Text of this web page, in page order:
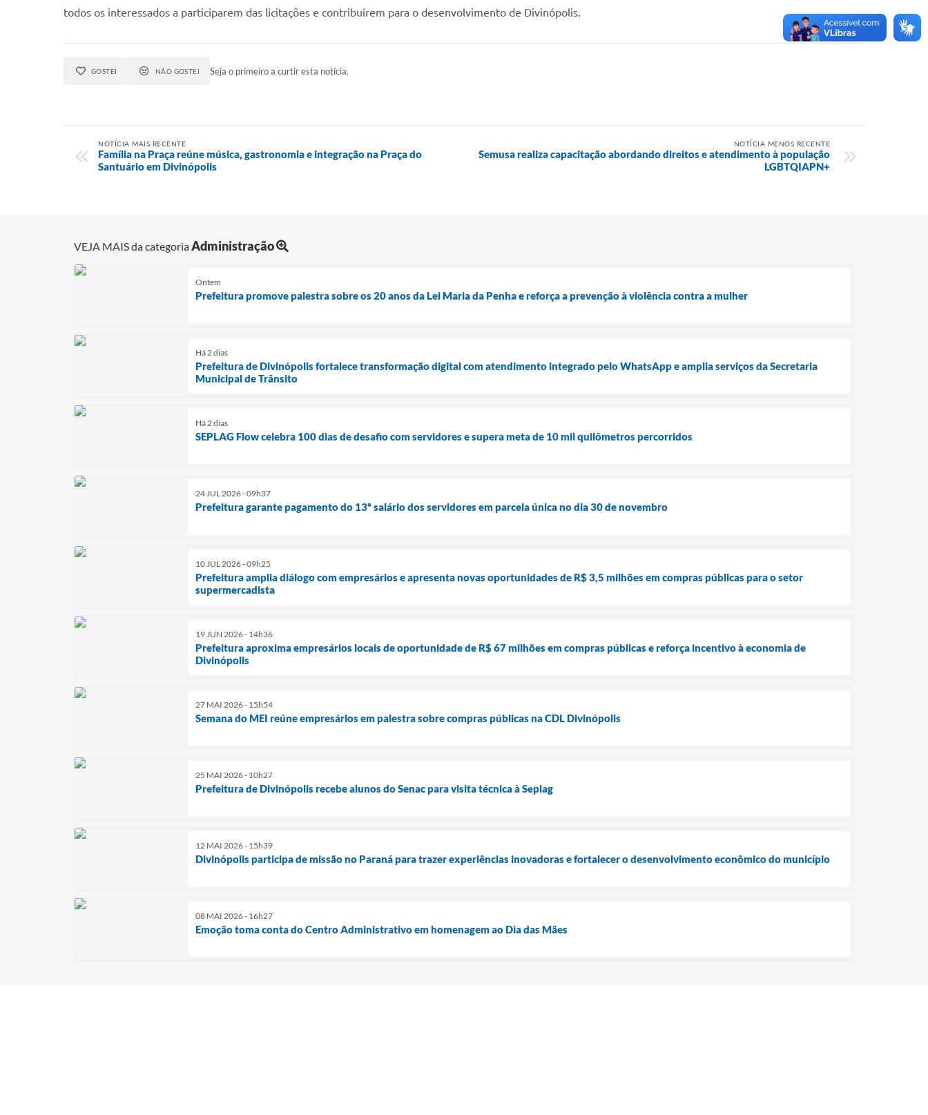
todos os interessados a participarem das licitações e contribuírem para o desenvolvimento de Divinópolis.
GOSTEI NÃO GOSTEI Seja o primeiro a curtir esta notícia.
NOTÍCIA MAIS RECENTE
Família na Praça reúne música, gastronomia e integração na Praça do
Santuário em Divinópolis
NOTÍCIA MENOS RECENTE
Semusa realiza capacitação abordando direitos e atendimento à população
LGBTQIAPN+
VEJA MAIS da categoriaAdministração
Ontem
Prefeitura promove palestra sobre os 20 anos da Lei Maria da Penha e reforça a prevenção à violência contra a mulher
Há 2 dias
Prefeitura de Divinópolis fortalece transformação digital com atendimento integrado pelo WhatsApp e amplia serviços da Secretaria
Municipal de Trânsito
Há 2 dias
SEPLAG Flow celebra 100 dias de desafio com servidores e supera meta de 10 mil quilômetros percorridos
24 JUL 2026 - 09h37
Prefeitura garante pagamento do 13º salário dos servidores em parcela única no dia 30 de novembro
10 JUL 2026 - 09h25
Prefeitura amplia diálogo com empresários e apresenta novas oportunidades de R$ 3,5 milhões em compras públicas para o setor
supermercadista
19 JUN 2026 - 14h36
Prefeitura aproxima empresários locais de oportunidade de R$ 67 milhões em compras públicas e reforça incentivo à economia de
Divinópolis
27 MAI 2026 - 15h54
Semana do MEI reúne empresários em palestra sobre compras públicas na CDL Divinópolis
25 MAI 2026 - 10h27
Prefeitura de Divinópolis recebe alunos do Senac para visita técnica à Seplag
12 MAI 2026 - 15h39
Divinópolis participa de missão no Paraná para trazer experiências inovadoras e fortalecer o desenvolvimento econômico do município
08 MAI 2026 - 16h27
Emoção toma conta do Centro Administrativo em homenagem ao Dia das Mães